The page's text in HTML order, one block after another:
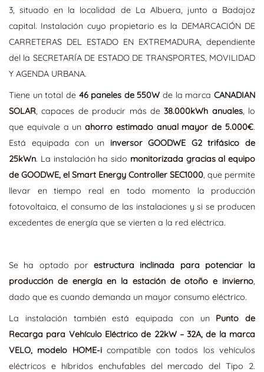
3, situado en la localidad de La Albuera, junto a Badajoz
capital. Instalación cuyo propietario es la DEMARCACIÓN DE
CARRETERAS DEL ESTADO EN EXTREMADURA, dependiente
del la SECRETARÍA DE ESTADO DE TRANSPORTES, MOVILIDAD
Y AGENDA URBANA.
Tiene un total de 46 paneles de 550Wde la marcaCANADIAN
SOLAR, capaces de producir más de38.000kWh anuales, lo
que equivale a un ahorro estimado anual mayor de 5.000€.
Está equipada con un inversor GOODWE G2 trifásico de
25kWn. La instalación ha sido monitorizada gracias al equipo
de GOODWE, el Smart Energy Controller SEC1000, que permite
llevar en tiempo real en todo momento la producción
fotovoltaica, el consumo de las instalaciones y si se producen
excedentes de energía que se vierten a la red eléctrica.
Se ha optado por estructura inclinada para potenciar la
producción de energía en la estación de otoño e invierno,
dado que es cuando demanda un mayor consumo eléctrico.
La instalación también está equipada con un Punto de
Recarga para Vehículo Eléctrico de 22kW – 32A, de la marca
VELO, modelo HOME-icompatible con todos los vehículos
eléctricos e híbridos enchufables del mercado del Tipo 2.